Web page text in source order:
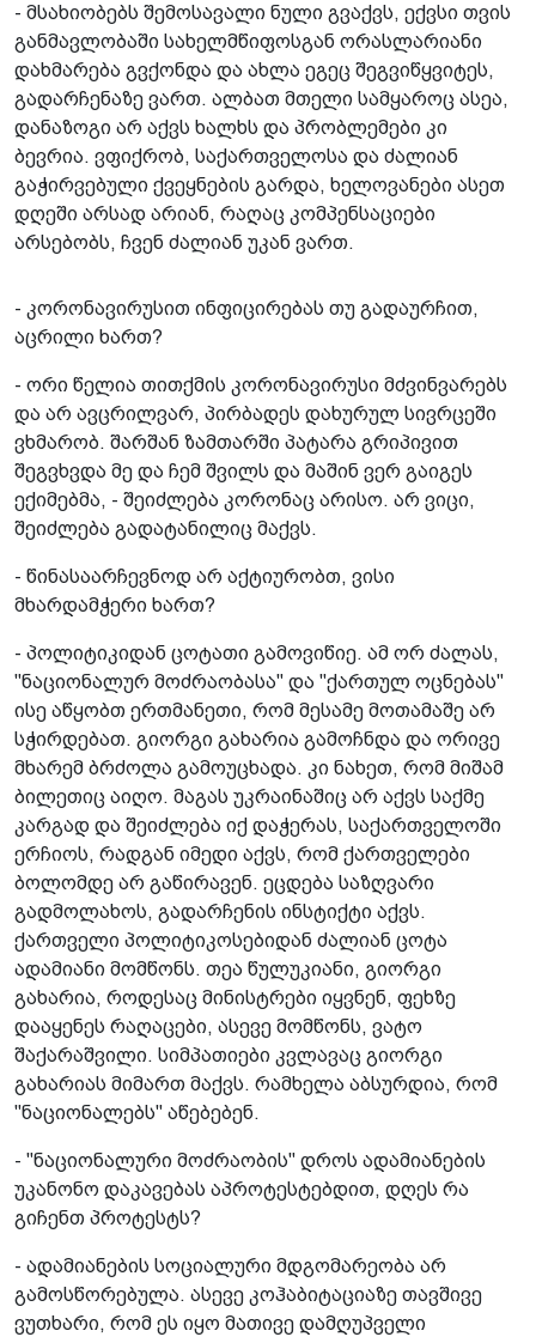
- მსახიობებს შემოსავალი ნული გვაქვს, ექვსი თვის
განმავლობაში სახელმწიფოსგან ორასლარიანი
დახმარება გვქონდა და ახლა ეგეც შეგვიწყვიტეს,
გადარჩენაზე ვართ. ალბათ მთელი სამყაროც ასეა,
დანაზოგი არ აქვს ხალხს და პრობლემები კი
ბევრია. ვფიქრობ, საქართველოსა და ძალიან
გაჭირვებული ქვეყნების გარდა, ხელოვანები ასეთ
დღეში არსად არიან, რაღაც კომპენსაციები
არსებობს, ჩვენ ძალიან უკან ვართ.
- კორონავირუსით ინფიცირებას თუ გადაურჩით,
აცრილი ხართ?
- ორი წელია თითქმის კორონავირუსი მძვინვარებს
და არ ავცრილვარ, პირბადეს დახურულ სივრცეში
ვხმარობ. შარშან ზამთარში პატარა გრიპივით
შეგვხვდა მე და ჩემ შვილს და მაშინ ვერ გაიგეს
ექიმებმა, - შეიძლება კორონაც არისო. არ ვიცი,
შეიძლება გადატანილიც მაქვს.
- წინასაარჩევნოდ არ აქტიურობთ, ვისი
მხარდამჭერი ხართ?
- პოლიტიკიდან ცოტათი გამოვიწიე. ამ ორ ძალას,
"ნაციონალურ მოძრაობასა" და "ქართულ ოცნებას"
ისე აწყობთ ერთმანეთი, რომ მესამე მოთამაშე არ
სჭირდებათ. გიორგი გახარია გამოჩნდა და ორივე
მხარემ ბრძოლა გამოუცხადა. კი ნახეთ, რომ მიშამ
ბილეთიც აიღო. მაგას უკრაინაშიც არ აქვს საქმე
კარგად და შეიძლება იქ დაჭერას, საქართველოში
ერჩიოს, რადგან იმედი აქვს, რომ ქართველები
ბოლომდე არ გაწირავენ. ეცდება საზღვარი
გადმოლახოს, გადარჩენის ინსტიქტი აქვს.
ქართველი პოლიტიკოსებიდან ძალიან ცოტა
ადამიანი მომწონს. თეა წულუკიანი, გიორგი
გახარია, როდესაც მინისტრები იყვნენ, ფეხზე
დააყენეს რაღაცები, ასევე მომწონს, ვატო
შაქარაშვილი. სიმპათიები კვლავაც გიორგი
გახარიას მიმართ მაქვს. რამხელა აბსურდია, რომ
"ნაციონალებს" აწებებენ.
- "ნაციონალური მოძრაობის" დროს ადამიანების
უკანონო დაკავებას აპროტესტებდით, დღეს რა
გიჩენთ პროტესტს?
- ადამიანების სოციალური მდგომარეობა არ
გამოსწორებულა. ასევე კოჰაბიტაციაზე თავშივე
ვუთხარი, რომ ეს იყო მათივე დამღუპველი